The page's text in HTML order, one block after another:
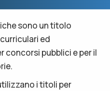
sono un titolo
ed
concorsi pubblici e per il
i titoli per